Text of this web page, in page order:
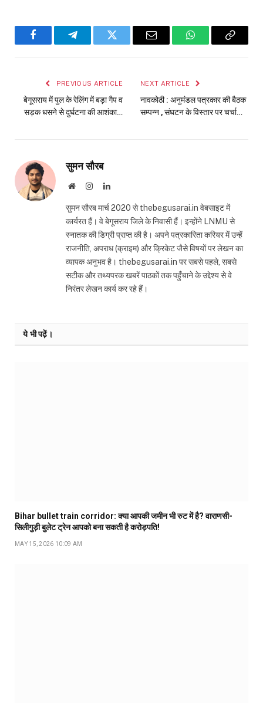
FacebookTelegramTwitter Email WhatsAppCopy
PREVIOUS ARTICLE
बेगूसराय में पुल के रेलिंग में बड़ा गैप व
सड़क धसने से दुर्घटना की आशंका…
NEXT ARTICLE
नावकोठी : अनुमंडल पत्रकार की बैठक
सम्पन्न , संघटन के विस्तार पर चर्चा…
सुमन सौरब
WebsiteInstagramLinkedIn
सुमन सौरब मार्च 2020 से thebegusarai.in वेबसाइट में
कार्यरत हैं। वे बेगूसराय जिले के निवासी हैं। इन्होंने LNMU से
स्नातक की डिग्री प्राप्त की है। अपने पत्रकारिता करियर में उन्हें
राजनीति, अपराध (क्राइम) और क्रिकेट जैसे विषयों पर लेखन का
व्यापक अनुभव है। thebegusarai.in पर सबसे पहले, सबसे
सटीक और तथ्यपरक खबरें पाठकों तक पहुँचाने के उद्देश्य से वे
निरंतर लेखन कार्य कर रहे हैं।
ये भी पढ़ें।
Bihar bullet train corridor: क्या आपकी जमीन भी रुट में है? वाराणसी-
सिलीगुड़ी बुलेट ट्रेन आपको बना सकती है करोड़पति!
MAY 15, 2026 10:09 AM